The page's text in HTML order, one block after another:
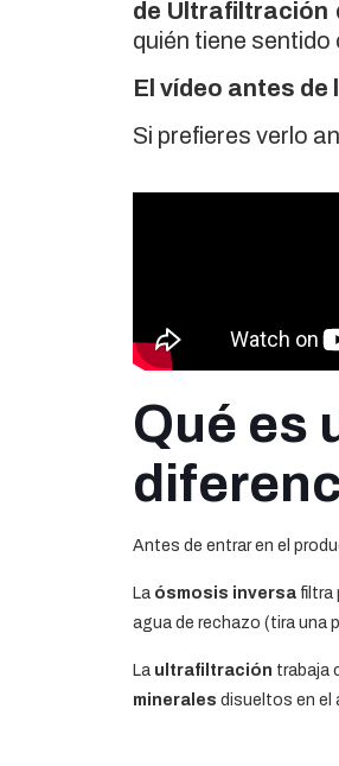
de Ultrafiltración
quién tiene sentido
El vídeo antes de
Si prefieres verlo
Qué es
Antes de entrar en el
La ósmosis inversa filtra
agua de rechazo (tira una
La ultrafiltración trabaja
minerales disueltos en el